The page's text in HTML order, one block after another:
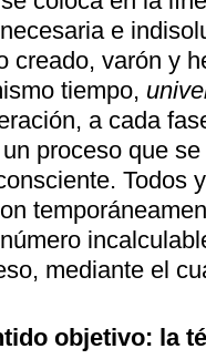
e
creado, varón y
tiempo,
a cada
proceso que
Todos
mediante el
objetivo: la